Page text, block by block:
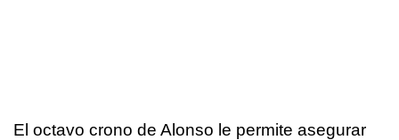
El octavo crono de Alonso le permite asegurar